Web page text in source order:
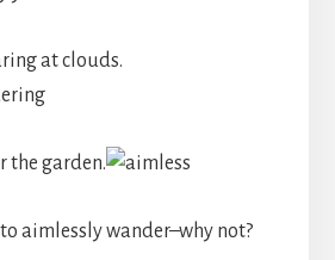
at clouds.
the garden.
aimlessly wander–why not?